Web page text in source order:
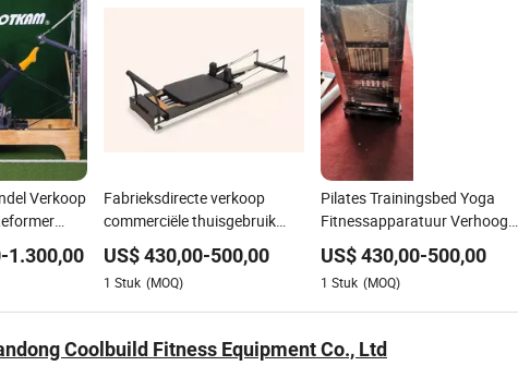
Verkoop
voor
1
-1.300,00
Fabrieksdirecte verkoop
commerciële thuisgebruik
gym apparatuur houten
lichaam gebalanceerde
Cadillac Pilates reformer
US$430,00-500,00
1 Stuk (MOQ)
Pilates Trainingsbed Yoga
Fitnessapparatuur Verhoogd
Plat Bed Cadillac Thuisgym
Reformer
US$430,00-500,00
1 Stuk (MOQ)
Coolbuild Fitness Equipment Co., Ltd